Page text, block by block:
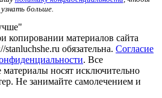
узнать больше.
материалов сайта
обязательна. Согласие
. Все
материалы носят исключительно
Не занимайте самолечением и